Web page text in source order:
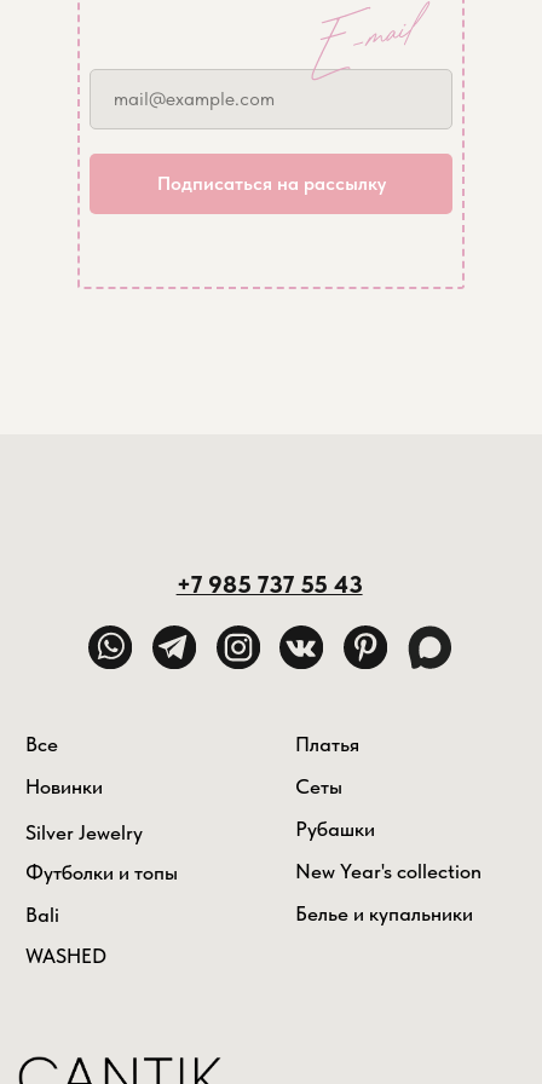
mail@example.com
Подписаться на рассылку
ИП Кутепова Светлана Львовна
ИНН 771771526633
ОГРНИП 318774600507740
order@cantikhand.com
Москва, улица Бауманская 20 с7
© 2026 Cantik
Facebook/Instagram — проект Meta Platforms Inc., деятельность
которой в России запрещена